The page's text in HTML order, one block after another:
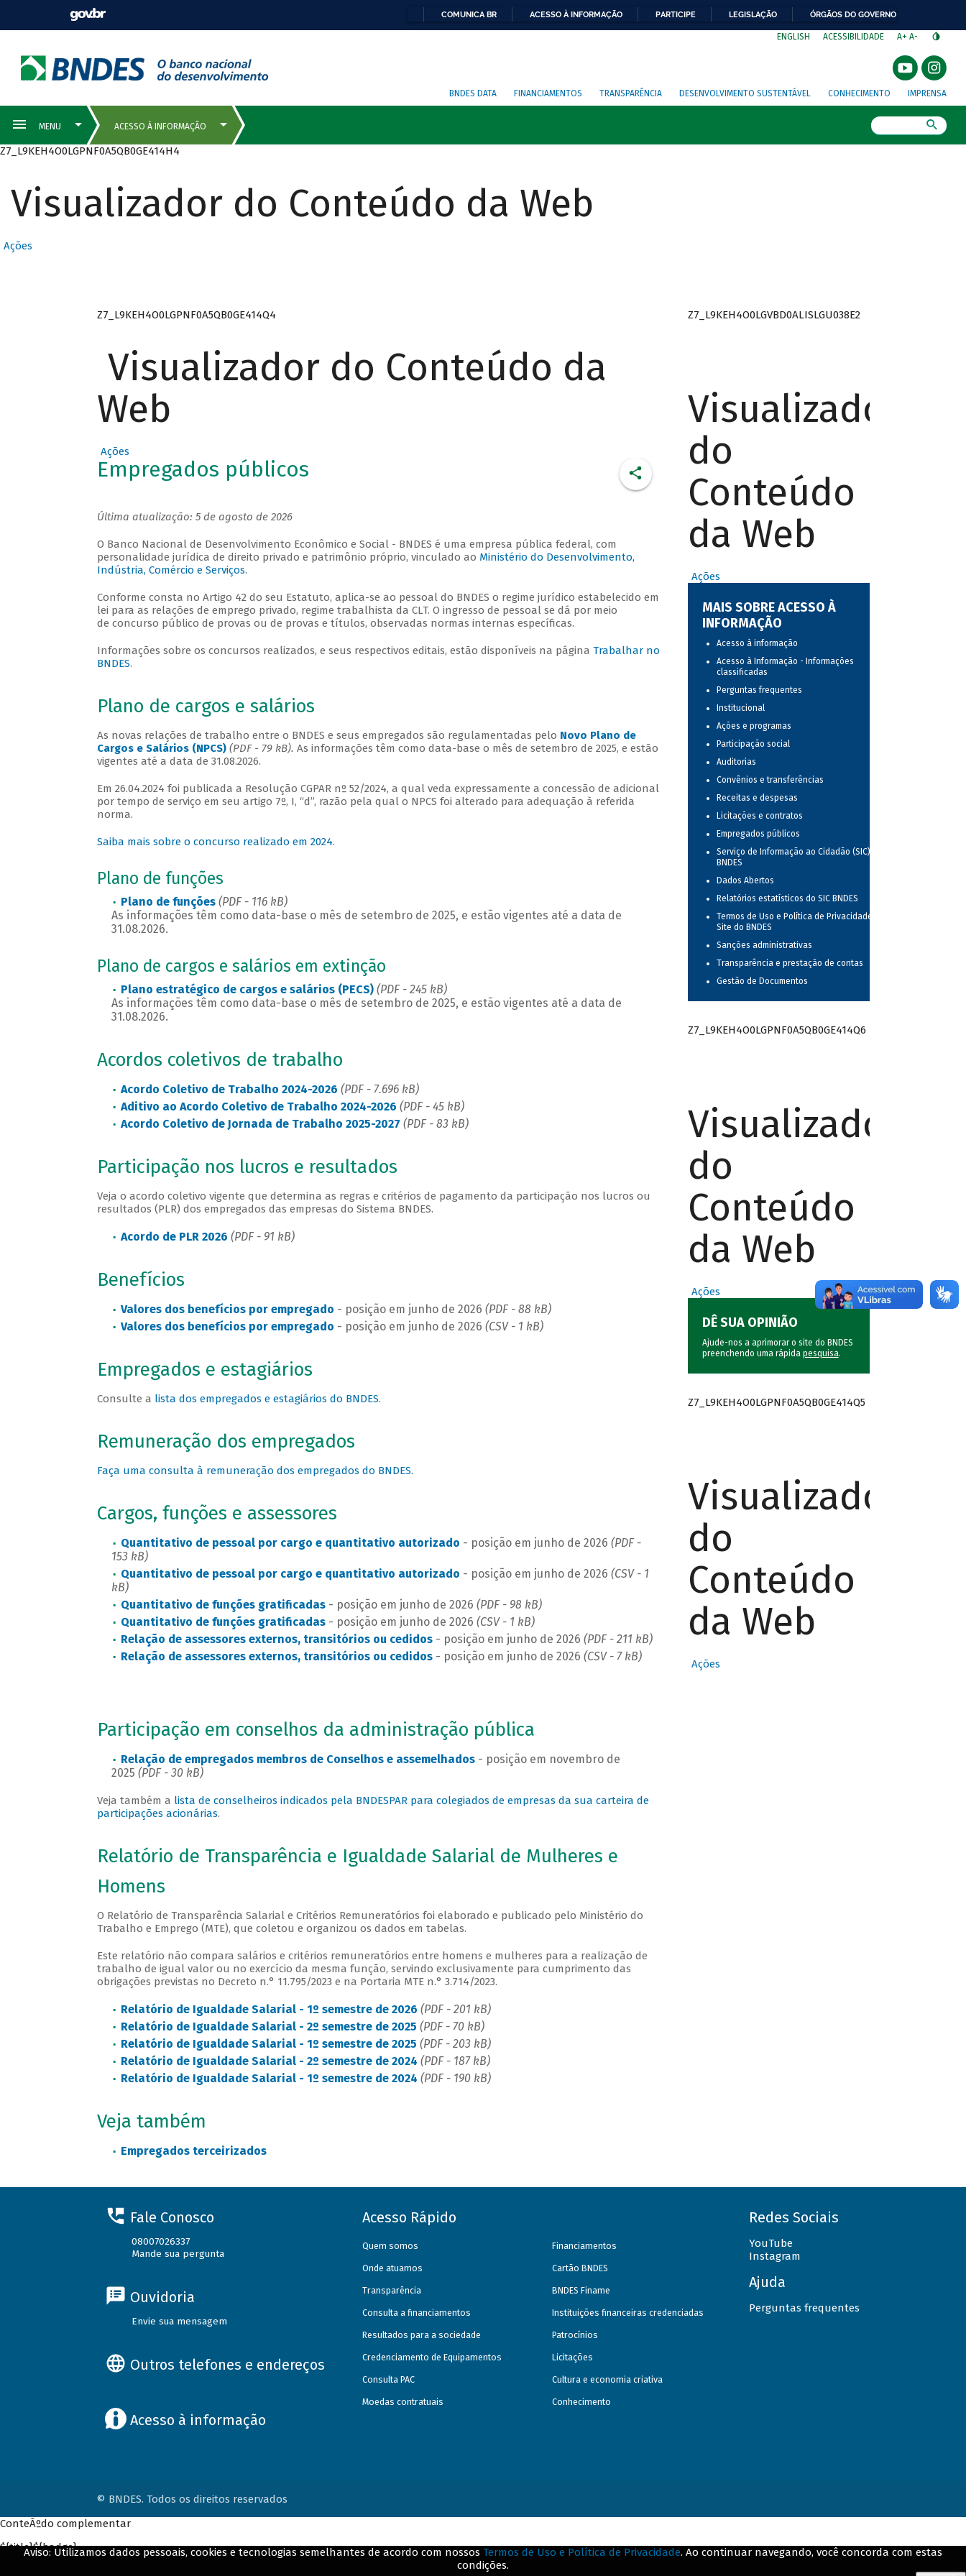
COMUNICA BR ACESSO À INFORMAÇÃO PARTICIPE LEGISLAÇÃO ÓRGÃOS DO GOVERNO
ENGLISH ACESSIBILIDADE A+ A-
BNDES DATA FINANCIAMENTOS TRANSPARÊNCIA DESENVOLVIMENTO SUSTENTÁVEL CONHECIMENTO IMPRENSA
Z7_L9KEH4O0LGPNF0A5QB0GE414H4
Visualizador do Conteúdo da Web
Ações
Z7_L9KEH4O0LGPNF0A5QB0GE414Q4
Visualizador do Conteúdo da
Web
Ações
Empregados públicos
Última atualização: 5 de agosto de 2026
O Banco Nacional de Desenvolvimento Econômico e Social - BNDES é uma empresa pública federal, com
personalidade jurídica de direito privado e patrimônio próprio, vinculado ao Ministério do Desenvolvimento,
Indústria, Comércio e Serviços.
Conforme consta no Artigo 42 do seu Estatuto, aplica-se ao pessoal do BNDES o regime jurídico estabelecido em
lei para as relações de emprego privado, regime trabalhista da CLT. O ingresso de pessoal se dá por meio
de concurso público de provas ou de provas e títulos, observadas normas internas específicas.
Informações sobre os concursos realizados, e seus respectivos editais, estão disponíveis na página Trabalhar no
BNDES.
Plano de cargos e salários
As novas relações de trabalho entre o BNDES e seus empregados são regulamentadas pelo Novo Plano de
Cargos e Salários (NPCS) (PDF - 79 kB). As informações têm como data-base o mês de setembro de 2025, e estão
vigentes até a data de 31.08.2026.
Em 26.04.2024 foi publicada a Resolução CGPAR nº 52/2024, a qual veda expressamente a concessão de adicional
por tempo de serviço em seu artigo 7º, I, “d”, razão pela qual o NPCS foi alterado para adequação à referida
norma.
Saiba mais sobre o concurso realizado em 2024.
Plano de funções
Plano de funções(PDF - 116 kB)
As informações têm como data-base o mês de setembro de 2025, e estão vigentes até a data de
31.08.2026.
Plano de cargos e salários em extinção
Plano estratégico de cargos e salários (PECS) (PDF - 245 kB)
As informações têm como data-base o mês de setembro de 2025, e estão vigentes até a data de
31.08.2026.
Acordos coletivos de trabalho
Acordo Coletivo de Trabalho 2024-2026 (PDF - 7.696 kB)
Aditivo ao Acordo Coletivo de Trabalho 2024-2026 (PDF - 45 kB)
Acordo Coletivo de Jornada de Trabalho 2025-2027 (PDF - 83 kB)
Participação nos lucros e resultados
Veja o acordo coletivo vigente que determina as regras e critérios de pagamento da participação nos lucros ou
resultados (PLR) dos empregados das empresas do Sistema BNDES.
Acordo de PLR 2026 (PDF - 91 kB)
Benefícios
Valores dos benefícios por empregado - posição em junho de 2026 (PDF - 88 kB)
Valores dos benefícios por empregado - posição em junho de 2026 (CSV - 1 kB)
Empregados e estagiários
Consulte a lista dos empregados e estagiários do BNDES.
Remuneração dos empregados
Faça uma consulta à remuneração dos empregados do BNDES.
Cargos, funções e assessores
Quantitativo de pessoal por cargo e quantitativo autorizado - posição em junho de 2026 (PDF -
153 kB)
Quantitativo de pessoal por cargo e quantitativo autorizado - posição em junho de 2026 (CSV - 1
kB)
Quantitativo de funções gratificadas- posição em junho de 2026 (PDF - 98 kB)
Quantitativo de funções gratificadas- posição em junho de 2026 (CSV - 1 kB)
Relação de assessores externos, transitórios ou cedidos- posição em junho de 2026 (PDF - 211 kB)
Relação de assessores externos, transitórios ou cedidos- posição em junho de 2026 (CSV - 7 kB)
Participação em conselhos da administração pública
Relação de empregados membros de Conselhos e assemelhados- posição em novembro de
2025 (PDF - 30 kB)
Veja também a lista de conselheiros indicados pela BNDESPAR para colegiados de empresas da sua carteira de
participações acionárias.
Relatório de Transparência e Igualdade Salarial de Mulheres e
Homens
O Relatório de Transparência Salarial e Critérios Remuneratórios foi elaborado e publicado pelo Ministério do
Trabalho e Emprego (MTE), que coletou e organizou os dados em tabelas.
Este relatório não compara salários e critérios remuneratórios entre homens e mulheres para a realização de
trabalho de igual valor ou no exercício da mesma função, servindo exclusivamente para cumprimento das
obrigações previstas no Decreto n.° 11.795/2023 e na Portaria MTE n.° 3.714/2023.
Relatório de Igualdade Salarial - 1º semestre de 2026 (PDF - 201 kB)
Relatório de Igualdade Salarial - 2º semestre de 2025 (PDF - 70 kB)
Relatório de Igualdade Salarial - 1º semestre de 2025 (PDF - 203 kB)
Relatório de Igualdade Salarial - 2º semestre de 2024 (PDF - 187 kB)
Relatório de Igualdade Salarial - 1º semestre de 2024 (PDF - 190 kB)
Veja também
Empregados terceirizados
Z7_L9KEH4O0LGVBD0ALISLGU038E2
Visualizador
do
Conteúdo
da Web
Ações
MAIS SOBRE ACESSO À
INFORMAÇÃO
Acesso à informação
Acesso à Informação - Informações
classificadas
Perguntas frequentes
Institucional
Ações e programas
Participação social
Auditorias
Convênios e transferências
Receitas e despesas
Licitações e contratos
Empregados públicos
Serviço de Informação ao Cidadão (SIC) no
BNDES
Dados Abertos
Relatórios estatísticos do SIC BNDES
Termos de Uso e Política de Privacidade do
Site do BNDES
Sanções administrativas
Transparência e prestação de contas
Gestão de Documentos
Z7_L9KEH4O0LGPNF0A5QB0GE414Q6
Visualizador
do
Conteúdo
da Web
Ações
DÊ SUA OPINIÃO
Ajude-nos a aprimorar o site do BNDES
preenchendo uma rápida pesquisa.
Z7_L9KEH4O0LGPNF0A5QB0GE414Q5
Visualizador
do
Conteúdo
da Web
Ações
Fale Conosco
08007026337
Mande sua pergunta
Ouvidoria
Envie sua mensagem
Outros telefones e endereços
Acesso à informação
Acesso Rápido
Quem somos
Onde atuamos
Transparência
Consulta a financiamentos
Resultados para a sociedade
Credenciamento de Equipamentos
Consulta PAC
Moedas contratuais
Financiamentos
Cartão BNDES
BNDES Finame
Instituições financeiras credenciadas
Patrocínios
Licitações
Cultura e economia criativa
Conhecimento
Redes Sociais
YouTube
Instagram
Ajuda
Perguntas frequentes
© BNDES. Todos os direitos reservados
Aviso: Utilizamos dados pessoais, cookies e tecnologias semelhantes de acordo com nossos Termos de Uso e Política de Privacidade. Ao continuar navegando, você concorda com estas
condições.
ConteÃºdo complementar
${title}${badge}